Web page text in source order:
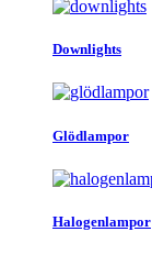
Downlights
Glödlampor
Halogenlampor